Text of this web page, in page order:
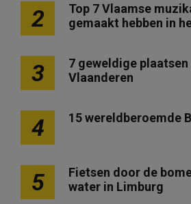
2
Top 7 Vlaamse
gemaakt hebben in
3
7 geweldige plaatsen
Vlaanderen
4 15 wereldberoemde
5
Fietsen door de
water in Limburg